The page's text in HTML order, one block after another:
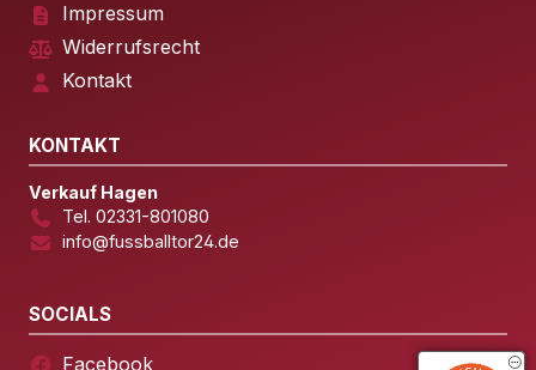
Impressum
Widerrufsrecht
Kontakt
KONTAKT
Verkauf Hagen
Tel. 02331-801080
info@fussballtor24.de
SOCIALS
Facebook